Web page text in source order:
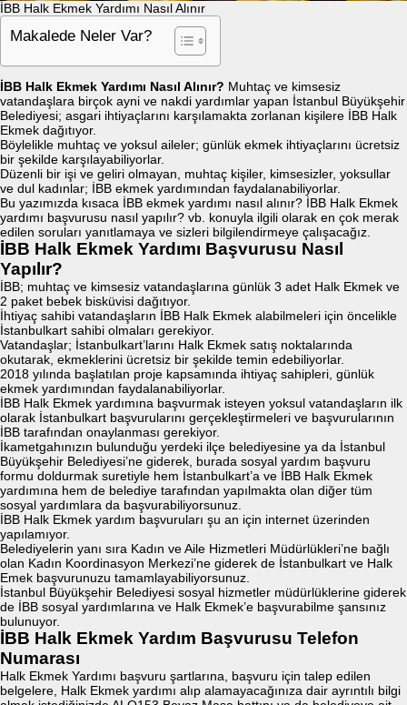
İBB Halk Ekmek Yardımı Nasıl Alınır
Makalede Neler Var?
İBB Halk Ekmek Yardımı Nasıl Alınır? Muhtaç ve kimsesiz
vatandaşlara birçok ayni ve nakdi yardımlar yapan İstanbul Büyükşehir
Belediyesi; asgari ihtiyaçlarını karşılamakta zorlanan kişilere İBB Halk
Ekmek dağıtıyor.
Böylelikle muhtaç ve yoksul aileler; günlük ekmek ihtiyaçlarını ücretsiz
bir şekilde karşılayabiliyorlar.
Düzenli bir işi ve geliri olmayan, muhtaç kişiler, kimsesizler, yoksullar
ve dul kadınlar; İBB ekmek yardımından faydalanabiliyorlar.
Bu yazımızda kısaca İBB ekmek yardımı nasıl alınır? İBB Halk Ekmek
yardımı başvurusu nasıl yapılır? vb. konuyla ilgili olarak en çok merak
edilen soruları yanıtlamaya ve sizleri bilgilendirmeye çalışacağız.
İBB Halk Ekmek Yardımı Başvurusu Nasıl
Yapılır?
İBB; muhtaç ve kimsesiz vatandaşlarına günlük 3 adet Halk Ekmek ve
2 paket bebek bisküvisi dağıtıyor.
İhtiyaç sahibi vatandaşların İBB Halk Ekmek alabilmeleri için öncelikle
İstanbulkart sahibi olmaları gerekiyor.
Vatandaşlar; İstanbulkart’larını Halk Ekmek satış noktalarında
okutarak, ekmeklerini ücretsiz bir şekilde temin edebiliyorlar.
2018 yılında başlatılan proje kapsamında ihtiyaç sahipleri, günlük
ekmek yardımından faydalanabiliyorlar.
İBB Halk Ekmek yardımına başvurmak isteyen yoksul vatandaşların ilk
olarak İstanbulkart başvurularını gerçekleştirmeleri ve başvurularının
İBB tarafından onaylanması gerekiyor.
İkametgahınızın bulunduğu yerdeki ilçe belediyesine ya da İstanbul
Büyükşehir Belediyesi’ne giderek, burada sosyal yardım başvuru
formu doldurmak suretiyle hem İstanbulkart’a ve İBB Halk Ekmek
yardımına hem de belediye tarafından yapılmakta olan diğer tüm
sosyal yardımlara da başvurabiliyorsunuz.
İBB Halk Ekmek yardım başvuruları şu an için internet üzerinden
yapılamıyor.
Belediyelerin yanı sıra Kadın ve Aile Hizmetleri Müdürlükleri’ne bağlı
olan Kadın Koordinasyon Merkezi’ne giderek de İstanbulkart ve Halk
Emek başvurunuzu tamamlayabiliyorsunuz.
İstanbul Büyükşehir Belediyesi sosyal hizmetler müdürlüklerine giderek
de İBB sosyal yardımlarına ve Halk Ekmek’e başvurabilme şansınız
bulunuyor.
İBB Halk Ekmek Yardım Başvurusu Telefon
Numarası
Halk Ekmek Yardımı başvuru şartlarına, başvuru için talep edilen
belgelere, Halk Ekmek yardımı alıp alamayacağınıza dair ayrıntılı bilgi